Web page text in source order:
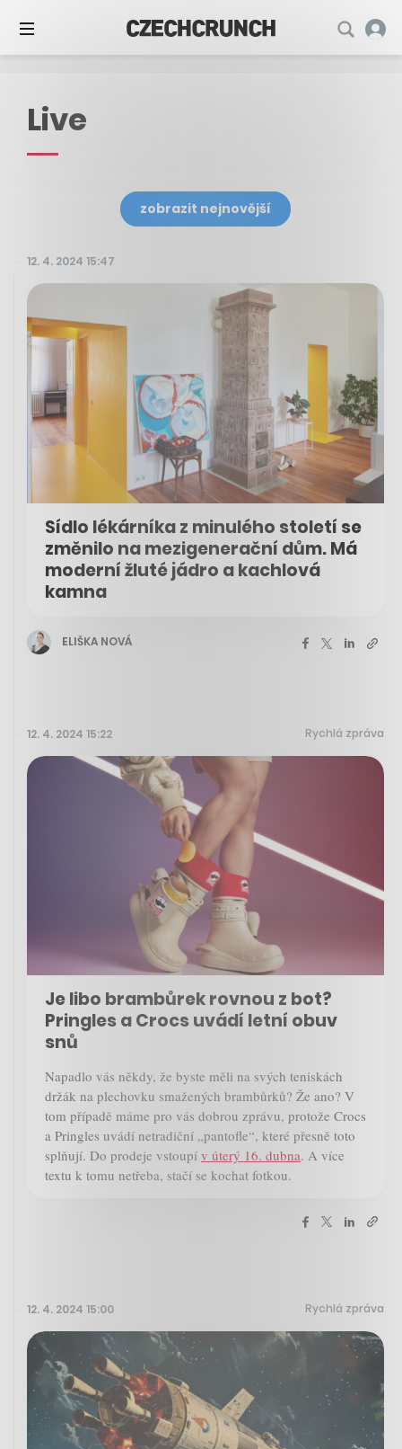
Live
zobrazit nejnovější
12. 4. 2024 15:47
Sídlo lékárníka z minulého století se
změnilo na mezigenerační dům. Má
moderní žluté jádro a kachlová
kamna
ELIŠKA NOVÁ
12. 4. 2024 15:22 Rychlá zpráva
Je libo brambůrek rovnou z bot?
Pringles a Crocs uvádí letní obuv
snů
Napadlo vás někdy, že byste měli na svých teniskách
držák na plechovku smažených brambůrků? Že ano? V
tom případě máme pro vás dobrou zprávu, protože Crocs
a Pringles uvádí netradiční „pantofle“, které přesně toto
splňují. Do prodeje vstoupí v úterý 16. dubna. A více
textu k tomu netřeba, stačí se kochat fotkou.
12. 4. 2024 15:00 Rychlá zpráva